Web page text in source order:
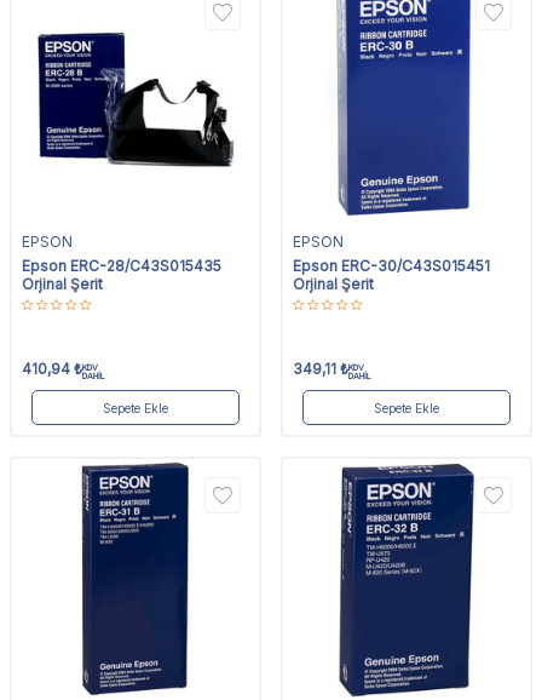
EPSON
Epson ERC-28/C43S015435
Orjinal Şerit
410,94 ₺KDV
DAHİL
Sepete Ekle
EPSON
Epson ERC-30/C43S015451
Orjinal Şerit
349,11 ₺KDV
DAHİL
Sepete Ekle